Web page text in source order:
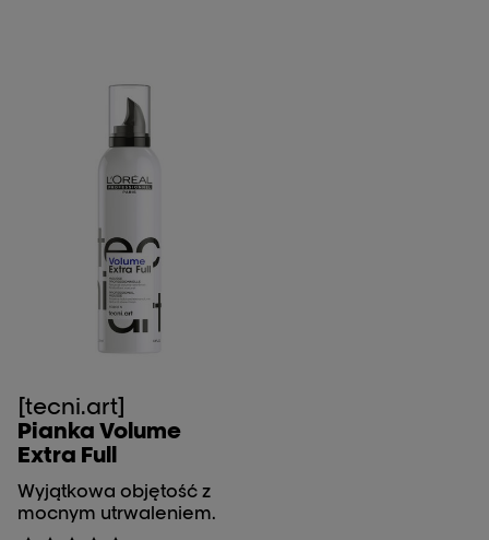
[tecni.art]
Pianka Volume
Extra Full
Wyjątkowa objętość z
mocnym utrwaleniem.